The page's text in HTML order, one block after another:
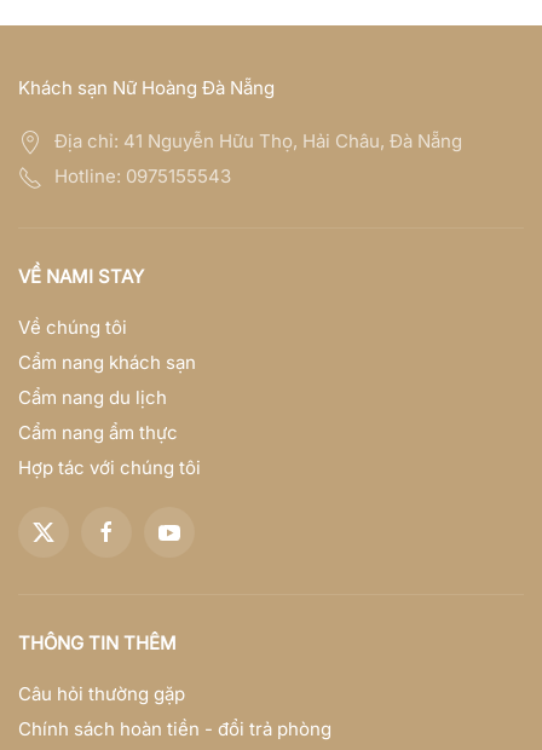
Khách sạn Nữ Hoàng Đà Nẵng
Địa chỉ: 41 Nguyễn Hữu Thọ, Hải Châu, Đà Nẵng
Hotline: 0975155543
VỀ NAMI STAY
Về chúng tôi
Cẩm nang khách sạn
Cẩm nang du lịch
Cẩm nang ẩm thực
Hợp tác với chúng tôi
THÔNG TIN THÊM
Câu hỏi thường gặp
Chính sách hoàn tiền - đổi trả phòng